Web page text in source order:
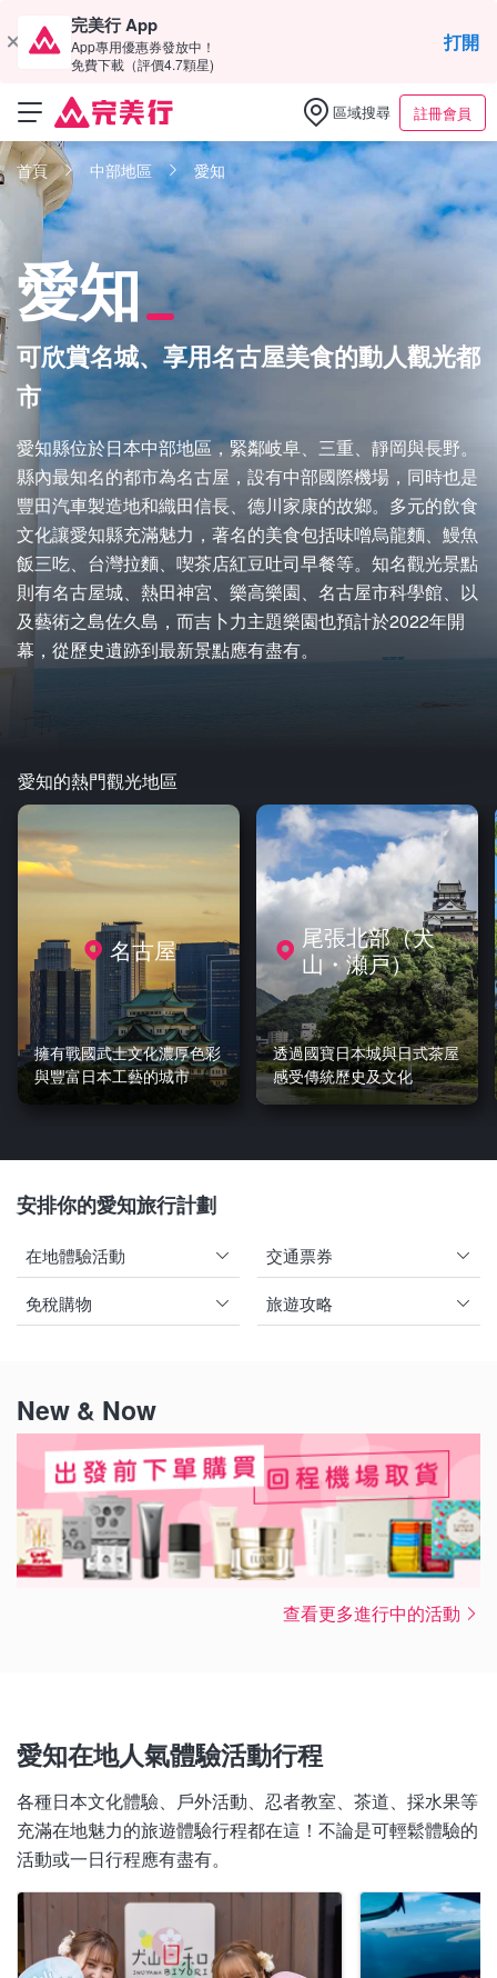
完美行 App
App專用優惠券發放中！
免費下載（評價4.7顆星)
打開
區域搜尋 註冊會員
首頁 中部地區 愛知
愛知
可欣賞名城、享用名古屋美食的動人觀光都
市
愛知縣位於日本中部地區，緊鄰岐阜、三重、靜岡與長野。
縣內最知名的都市為名古屋，設有中部國際機場，同時也是
豐田汽車製造地和織田信長、德川家康的故鄉。多元的飲食
文化讓愛知縣充滿魅力，著名的美食包括味噌烏龍麵、鰻魚
飯三吃、台灣拉麵、喫茶店紅豆吐司早餐等。知名觀光景點
則有名古屋城、熱田神宮、樂高樂園、名古屋市科學館、以
及藝術之島佐久島，而吉卜力主題樂園也預計於2022年開
幕，從歷史遺跡到最新景點應有盡有。
愛知的熱門觀光地區
名古屋
擁有戰國武士文化濃厚色彩
與豐富日本工藝的城市
尾張北部（犬
山・瀬戸）
透過國寶日本城與日式茶屋
感受傳統歷史及文化
安排你的愛知旅行計劃
在地體驗活動 交通票券
免稅購物 旅遊攻略
New & Now
查看更多進行中的活動
愛知在地人氣體驗活動行程
各種日本文化體驗、戶外活動、忍者教室、茶道、採水果等
充滿在地魅力的旅遊體驗行程都在這！不論是可輕鬆體驗的
活動或一日行程應有盡有。